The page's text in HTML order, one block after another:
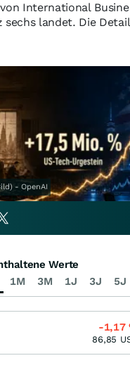
International
sechs landet. Die
- OpenAI
1M 3M 1J 3J 5J
Werte
-1,17
86,85